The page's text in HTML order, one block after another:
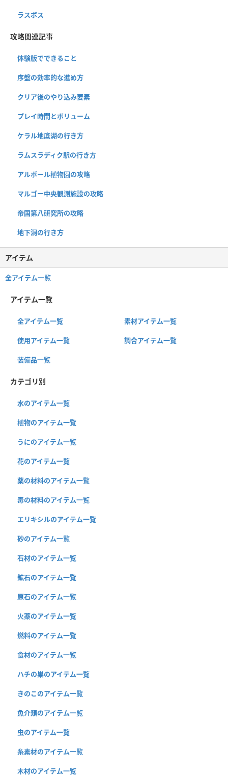
ラスボス
攻略関連記事
体験版でできること
序盤の効率的な進め方
クリア後のやり込み要素
プレイ時間とボリューム
ケラル地底湖の行き方
ラムスラディク駅の行き方
アルボール植物園の攻略
マルゴー中央観測施設の攻略
帝国第八研究所の攻略
地下洞の行き方
アイテム
全アイテム一覧
アイテム一覧
全アイテム一覧 素材アイテム一覧
使用アイテム一覧 調合アイテム一覧
装備品一覧
カテゴリ別
水のアイテム一覧
植物のアイテム一覧
うにのアイテム一覧
花のアイテム一覧
薬の材料のアイテム一覧
毒の材料のアイテム一覧
エリキシルのアイテム一覧
砂のアイテム一覧
石材のアイテム一覧
鉱石のアイテム一覧
原石のアイテム一覧
火薬のアイテム一覧
燃料のアイテム一覧
食材のアイテム一覧
ハチの巣のアイテム一覧
きのこのアイテム一覧
魚介類のアイテム一覧
虫のアイテム一覧
糸素材のアイテム一覧
木材のアイテム一覧